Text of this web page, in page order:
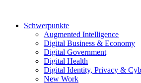
Schwerpunkte
Augmented Intelligence
Digital Business & Economy
Digital Government
Digital Health
Digital Identity, Privacy &
New Work